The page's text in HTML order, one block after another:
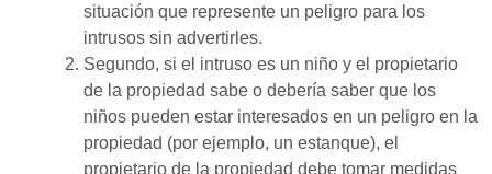
situación que represente un peligro para los
intrusos sin advertirles.
Segundo, si el intruso es un niño y el propietario
de la propiedad sabe o debería saber que los
niños pueden estar interesados en un peligro en la
propiedad (por ejemplo, un estanque), el
propietario de la propiedad debe tomar medidas